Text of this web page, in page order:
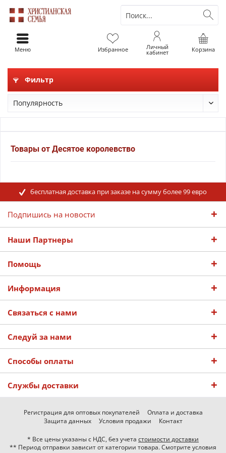
Корзина
Избранное Личный
кабинет
Меню
Фильтр
Товары от Десятое королевство
бесплатная доставка при заказе на сумму более 99 евро
Подпишись на новости
Наши Партнеры
Помощь
Информация
Связаться с нами
Следуй за нами
Способы оплаты
Службы доставки
Регистрация для оптовых покупателей
Оплата и доставка
Защита данных
Условия продажи Контакт
* Все цены указаны с НДС, без учета стоимости доставки
** Период отправки зависит от категории товара. Смотрите условия